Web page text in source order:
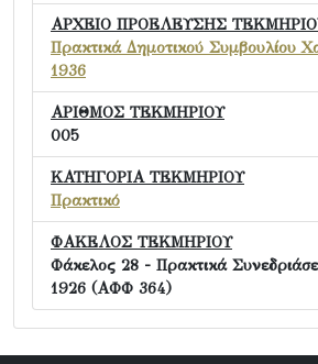
ΑΡΧΕΙΟ ΠΡΟΕΛΕΥΣΗΣ
Πρακτικά Δημοτικού Συμβουλίου
1936
ΑΡΙΘΜΟΣ ΤΕΚΜΗΡΙΟΥ
005
ΚΑΤΗΓΟΡΙΑ ΤΕΚΜΗΡΙΟΥ
Πρακτικό
ΦΑΚΕΛΟΣ ΤΕΚΜΗΡΙΟΥ
Φάκελος 28 - Πρακτικά
1926 (ΑΦΦ 364)